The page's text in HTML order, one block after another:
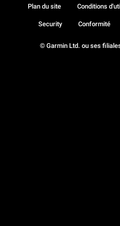
© Garmin Ltd. ou ses
Plan du site Conditions
Security Conformité